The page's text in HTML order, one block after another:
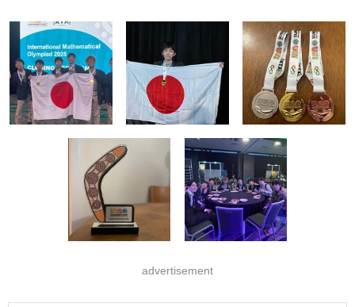
advertisement